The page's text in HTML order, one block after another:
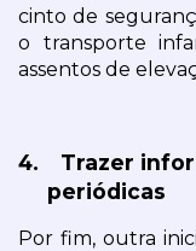
cinto de
o transporte
assentos de
4.
Trazer
periódicas
Por fim, outra